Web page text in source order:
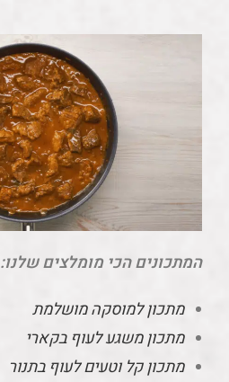
המתכונים הכי מומלצים שלנו:
מתכון למוסקה מושלמת
מתכון משגע לעוף בקארי
מתכון קל וטעים לעוף בתנור